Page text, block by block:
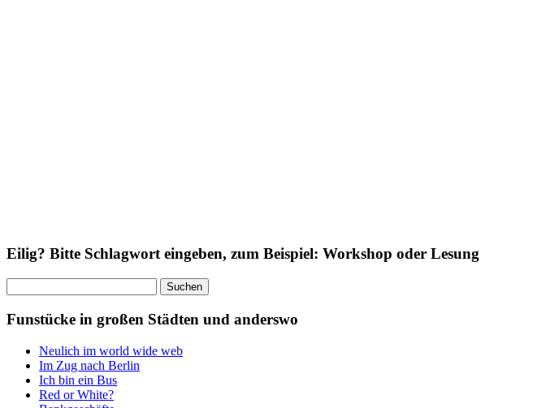
Eilig? Bitte Schlagwort eingeben, zum Beispiel: Workshop oder Lesung
nach:
Funstücke in großen Städten und anderswo
Neulich im world wide web
Im Zug nach Berlin
Ich bin ein Bus
Red or White?